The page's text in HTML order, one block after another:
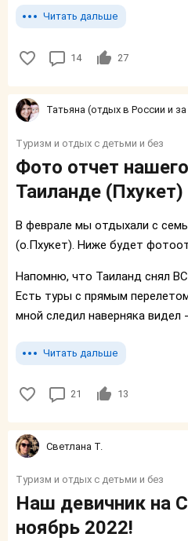
Читать дальше
14 27
Татьяна (отдых в России и за
Туризм и отдых с детьми и без
Фото отчет
Таиланде (Пхукет)
В феврале мы отдыхали с
(о.Пхукет). Ниже будет
Напомню, что Таиланд снял
Есть туры с прямым
мной следил наверняка видел
Читать дальше
21 13
Светлана Т.
Туризм и отдых с детьми и без
Наш девичник на
ноябрь 2022!